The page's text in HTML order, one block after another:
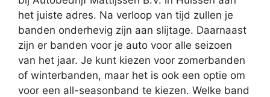
het juiste adres. Na verloop van tijd zullen je
banden onderhevig zijn aan slijtage. Daarnaast
zijn er banden voor je auto voor alle seizoen
van het jaar. Je kunt kiezen voor zomerbanden
of winterbanden, maar het is ook een optie om
voor een all-seasonband te kiezen. Welke band